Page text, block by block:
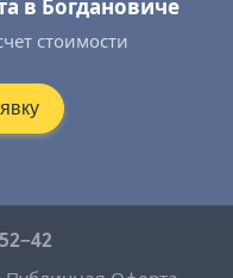
в Богдановиче
стоимости